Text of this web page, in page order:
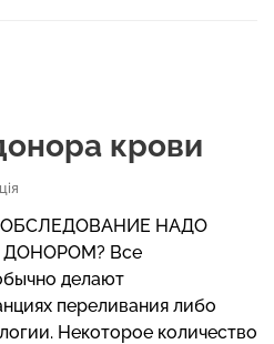
крови
НАДО
ДОНОРОМ? Все
делают
переливания либо
Некоторое количество